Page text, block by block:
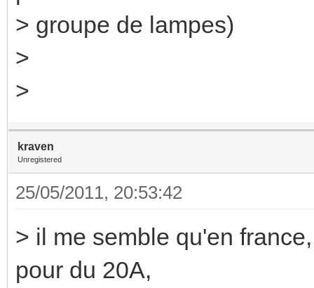
> groupe de lampes)
>
>
kraven
Unregistered
25/05/2011, 20:53:42
> il me semble qu'en
pour du 20A,